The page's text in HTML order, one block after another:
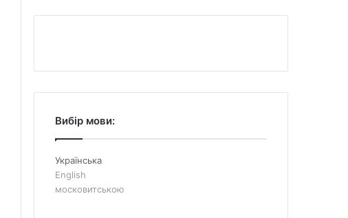
Вибір мови:
Українська
English
московитською